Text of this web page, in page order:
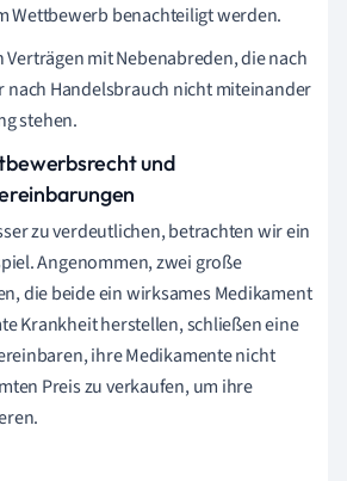
Wettbewerb benachteiligt werden.
mit Nebenabreden, die nach
nach Handelsbrauch nicht miteinander
stehen.
und
zu verdeutlichen, betrachten wir ein
Angenommen, zwei große
die beide ein wirksames Medikament
Krankheit herstellen, schließen eine
ihre Medikamente nicht
Preis zu verkaufen, um ihre